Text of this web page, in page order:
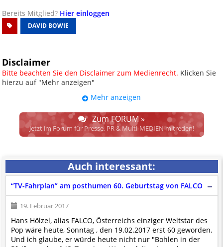
Bereits Mitglied? Hier einloggen
DAVID BOWIE
Disclaimer
Bitte beachten Sie den Disclaimer zum Medienrecht. Klicken Sie
hierzu auf "Mehr anzeigen"
UPDATE: § 17 ECG seit 16.02.2024
weggefallen.
Wir lassen den Disclaimertext dennoch so stehen, bis sich die
Justiz im klaren ist, wodurch dieser und etliche weitere, damit
Spielraum für das sog. "Richterrecht", welches alleine aufgrund
schwammiger Gesetze gewisse Parteien bevorzugen kann.
Wir verweisen hiermit auf den
Ausschluss der Verantwortlichkeit bei
Links
und betonen ausdrücklich, dass wir die im Abs. 1 des § 17 ECG
genannte Überprüfung etwaiger Rechtswidrigkeit im verlinkten Inhalt
nicht immer gewährleisten können.
Die Betreiber und die Autoren dieser Website sind weder Juristen, noch
beschäftigen sie solche, dürfen und können daherkeine
Mehr anzeigen
Zum FORUM »
Jetzt im Forum für Presse, PR & Multi-MEDIEN mitreden!
Auch interessant:
“TV-Fahrplan” am posthumen 60. Geburtstag von FALCO
19. Februar 2017
Hans Hölzel, alias FALCO, Österreichs einziger Weltstar des
Pop wäre heute, Sonntag , den 19.02.2017 erst 60 geworden.
Und ich glaube, er würde heute nicht nur "Bohlen in der